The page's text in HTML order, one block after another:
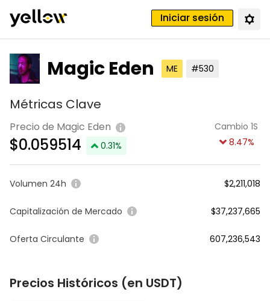
Iniciar sesión
Magic Eden ME #530
Métricas Clave
Precio de Magic Eden
$0.059514 0.31%
Cambio 1S
8.47%
Volumen 24h $2,211,018
Capitalización de Mercado $37,237,665
Oferta Circulante 607,236,543
Precios Históricos (en USDT)